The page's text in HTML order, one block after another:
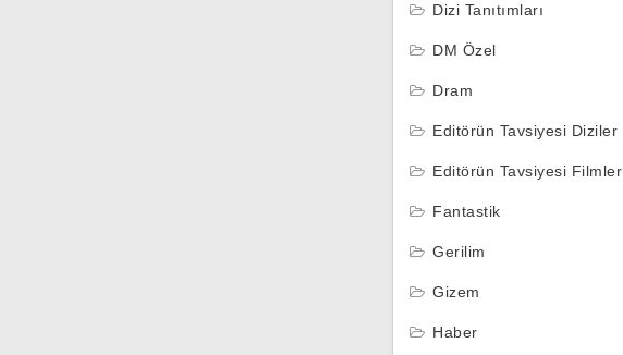
Dizi Tanıtımları
DM Özel
Dram
Editörün Tavsiyesi Diziler
Editörün Tavsiyesi Filmler
Fantastik
Gerilim
Gizem
Haber